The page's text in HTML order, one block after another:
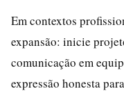
Em contextos
expansão: inicie
comunicação em
expressão honesta